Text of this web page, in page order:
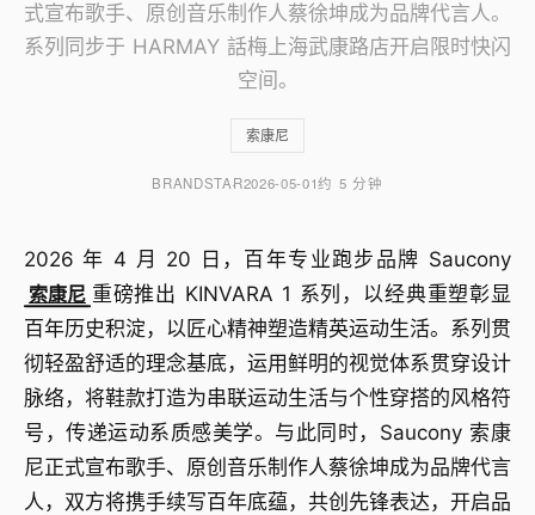
式宣布歌手、原创音乐制作人蔡徐坤成为品牌代言人。
系列同步于 HARMAY 話梅上海武康路店开启限时快闪
空间。
索康尼
BRANDSTAR2026-05-01约 5 分钟
2026 年 4 月 20 日，百年专业跑步品牌 Saucony
索康尼 重磅推出 KINVARA 1 系列，以经典重塑彰显
百年历史积淀，以匠心精神塑造精英运动生活。系列贯
彻轻盈舒适的理念基底，运用鲜明的视觉体系贯穿设计
脉络，将鞋款打造为串联运动生活与个性穿搭的风格符
号，传递运动系质感美学。与此同时，Saucony 索康
尼正式宣布歌手、原创音乐制作人蔡徐坤成为品牌代言
人，双方将携手续写百年底蕴，共创先锋表达，开启品